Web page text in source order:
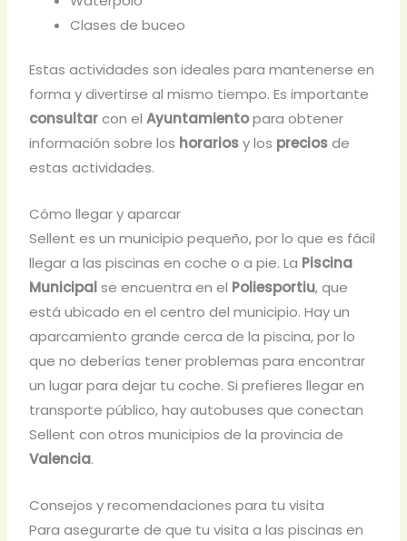
Clases de buceo
Estas actividades son ideales para mantenerse en
forma y divertirse al mismo tiempo. Es importante
consultarcon elAyuntamientopara obtener
información sobre los horariosy los preciosde
estas actividades.
Cómo llegar y aparcar
Sellent es un municipio pequeño, por lo que es fácil
llegar a las piscinas en coche o a pie. La Piscina
Municipalse encuentra en el Poliesportiu, que
está ubicado en el centro del municipio. Hay un
aparcamiento grande cerca de la piscina, por lo
que no deberías tener problemas para encontrar
un lugar para dejar tu coche. Si prefieres llegar en
transporte público, hay autobuses que conectan
Sellent con otros municipios de la provincia de
Valencia.
Consejos y recomendaciones para tu visita
Para asegurarte de que tu visita a las piscinas en